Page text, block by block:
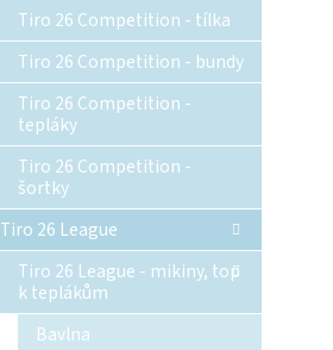
Tiro 26 Competition - tílka
Tiro 26 Competition - bundy
Tiro 26 Competition -
tepláky
Tiro 26 Competition -
šortky
Tiro 26 League
Tiro 26 League - mikiny, top
k teplákům
Bavlna